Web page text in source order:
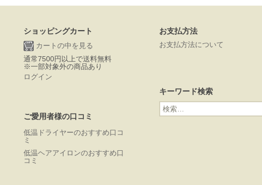
ショッピングカート
カートの中を見る
通常7500円以上で送料無料
※一部対象外の商品あり
ログイン
お支払方法
お支払方法について
キーワード検索
検
索:
ご愛用者様の口コミ
低温ドライヤーのおすすめ口コ
ミ
低温ヘアアイロンのおすすめ口
コミ